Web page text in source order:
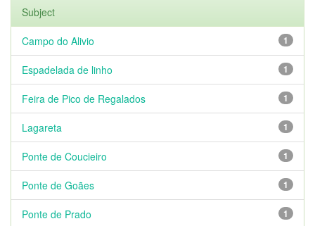
Subject
1
Campo do Alivio
1
Espadelada de linho
1
Feira de Pico de Regalados
1
Lagareta
1
Ponte de Coucieiro
1
Ponte de Goães
1
Ponte de Prado